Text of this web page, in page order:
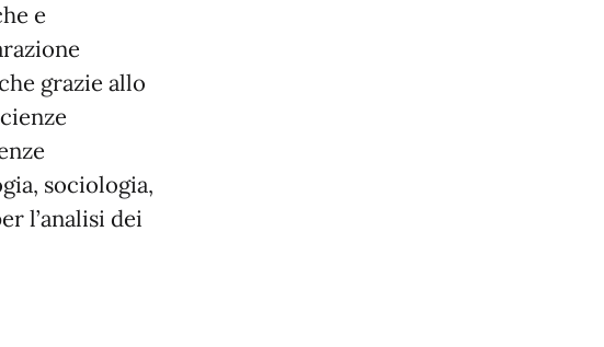
e
grazie allo
sociologia,
l’analisi dei